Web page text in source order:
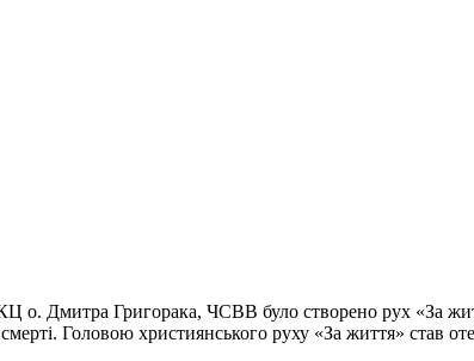
о. Дмитра Григорака, ЧСВВ було створено рух «За
Головою християнського руху «За життя» став